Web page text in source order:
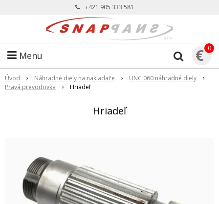
+421 905 333 581
Menu € 0
Úvod Náhradné diely na nakladače
UNC 060 náhradné diely
Pravá prevodovka
Hriadeľ
Hriadeľ